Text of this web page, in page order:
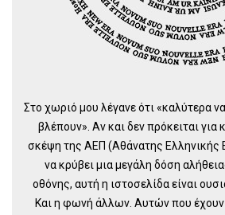
Στο χωριό μου λέγανε ότι «καλύτερα
βλέπουν». Αν και δεν πρόκειται
σκέψη της ΑΕΠ (Αθάνατης Ελληνικής
να κρύβει μια μεγάλη δόση
οθόνης, αυτή η ιστοσελίδα είναι
Και η φωνή άλλων. Αυτών που έχουν